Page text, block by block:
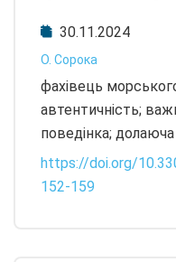
30.11.2024
О. Сорока
фахівець
автентичність;
поведінка;
https://doi.org/
152-159